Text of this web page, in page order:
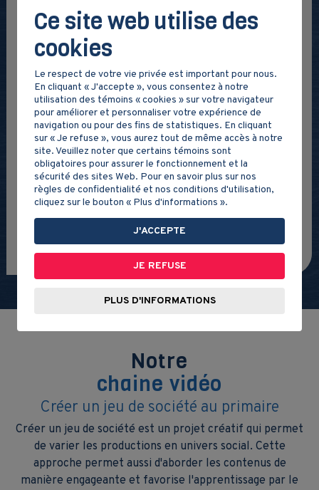
TECHNOLOGIES DE L'INFORMATION ET
DE LA COMMUNICATION
Consultez les dossiers TIC qui vous donneront une
foule d'idées d'utilisation des technologies en univers
social!
VOIR NOS DOSSIERS TIC
Notre
chaine vidéo
Créer un jeu de société au primaire
Créer un jeu de société est un projet créatif qui permet
de varier les productions en univers social. Cette
approche permet aussi d'aborder les contenus de
manière engageante et favorise l'apprentissage par le
Ce site web utilise des
cookies
Le respect de votre vie privée est important pour nous.
En cliquant « J'accepte », vous consentez à notre
utilisation des témoins « cookies » sur votre navigateur
pour améliorer et personnaliser votre expérience de
navigation ou pour des fins de statistiques. En cliquant
sur « Je refuse », vous aurez tout de même accès à notre
site. Veuillez noter que certains témoins sont
obligatoires pour assurer le fonctionnement et la
sécurité des sites Web. Pour en savoir plus sur nos
règles de confidentialité et nos conditions d'utilisation,
cliquez sur le bouton « Plus d'informations ».
J'ACCEPTE
JE REFUSE
PLUS D'INFORMATIONS